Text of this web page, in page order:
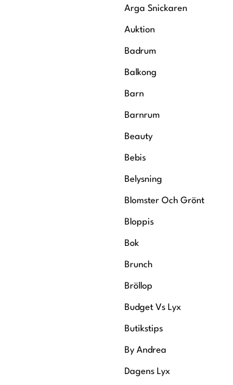
Krönikor
Intervjuer
Livsberättelser
Privatekonomi
Arga Snickaren
Auktion
Badrum
Balkong
Barn
Barnrum
Beauty
Bebis
Belysning
Blomster Och Grönt
Bloppis
Bok
Brunch
Bröllop
Budget Vs Lyx
Butikstips
By Andrea
Dagens Lyx